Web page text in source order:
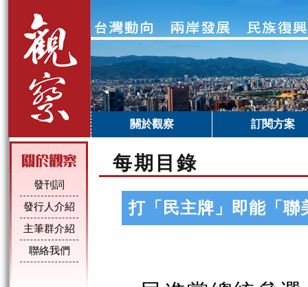
關於觀察 訂閱方案
發刊詞
發行人介紹
主筆群介紹
聯絡我們
每期目錄
打「民主牌」即能「聯